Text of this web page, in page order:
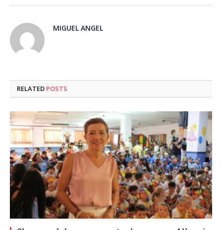
MIGUEL ANGEL
RELATED POSTS